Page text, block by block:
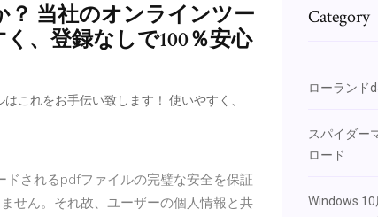
当社のオンラインツー
、登録なしで100％安心
これをお手伝い致します！ 使いやすく、
されるpdfファイルの完璧な安全を保証
せん。それ故、ユーザーの個人情報と共
Category
ローランド
スパイダー
ロード
Windows